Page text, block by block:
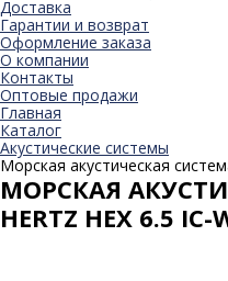
Доставка
Гарантии и возврат
Оформление заказа
О компании
Контакты
Оптовые продажи
Главная
Каталог
Акустические системы
Морская акустическая
МОРСКАЯ
HERTZ HEX 6.5 IC-